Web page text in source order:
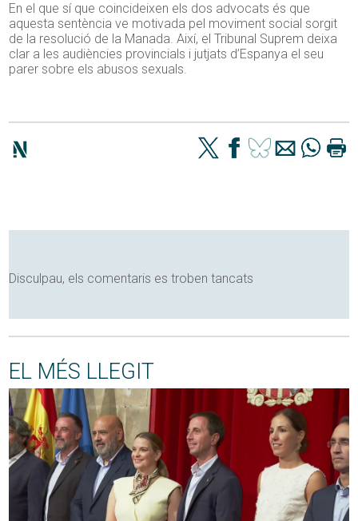
En el que sí que coincideixen els dos advocats és que
aquesta sentència ve motivada pel moviment social sorgit
de la resolució de la Manada. Així, el Tribunal Suprem deixa
clar a les audiències provincials i jutjats d’Espanya el seu
parer sobre els abusos sexuals.
Disculpau, els comentaris es troben tancats
EL MÉS LLEGIT